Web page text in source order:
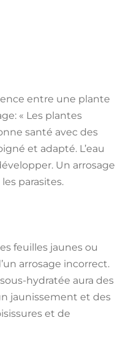
entre une plante
« Les plantes
santé avec des
et adapté. L’eau
Un arrosage
parasites.
feuilles jaunes ou
arrosage incorrect.
hydratée aura des
jaunissement et des
et de